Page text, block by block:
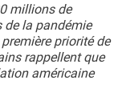
millions de
de la pandémie
priorité de
rappellent que
américaine